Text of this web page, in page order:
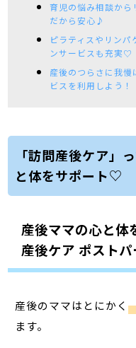
育児の悩み相談から
だから安心♪
ピラティスやリン
ンサービスも充実♡
産後のつらさに我
ビスを利用しよう！
「訪問産後ケア」
と体をサポート♡
産後ママの心と体
産後ケア ポストパ
産後のママはとにかく
ます。